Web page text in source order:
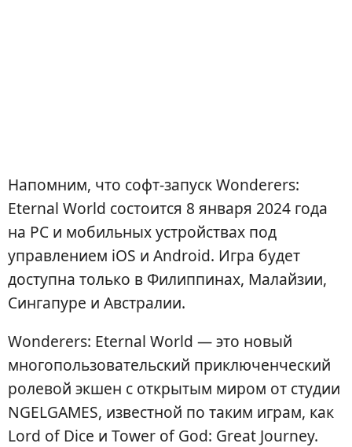
Напомним, что софт-запуск Wonderers:
Eternal World состоится 8 января 2024 года
на PC и мобильных устройствах под
управлением iOS и Android. Игра будет
доступна только в Филиппинах, Малайзии,
Сингапуре и Австралии.
Wonderers: Eternal World — это новый
многопользовательский приключенческий
ролевой экшен с открытым миром от студии
NGELGAMES, известной по таким играм, как
Lord of Dice и Tower of God: Great Journey.